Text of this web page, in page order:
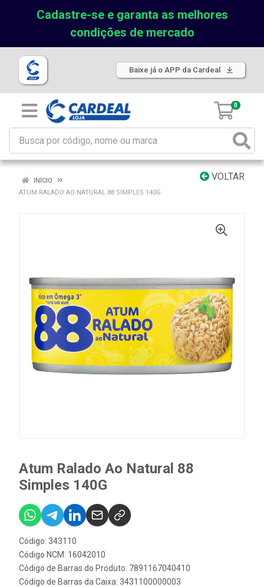
Cadastre-se e garanta as melhores
condições de mercado
Baixe já o APP da Cardeal
0
VOLTAR
INÍCIO
ATUM RALADO AO NATURAL 88 SIMPLES 140G
Atum Ralado Ao Natural 88
Simples 140G
Código: 343110
Código NCM: 16042010
Código de Barras do Produto: 7891167040410
Código de Barras da Caixa: 3431100000003